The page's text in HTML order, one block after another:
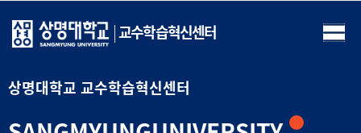
교수학습혁신센터
상명대학교 교수학습혁신센터